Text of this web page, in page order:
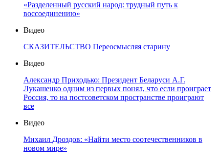
«Разделенный русский народ: трудный путь к
воссоединению»
Видео
СКАЗИТЕЛЬСТВО Переосмысляя старину
Видео
Александр Приходько: Президент Беларуси А.Г.
Лукашенко одним из первых понял, что если проиграет
Россия, то на постсоветском пространстве проиграют
все
Видео
Михаил Дроздов: «Найти место соотечественников в
новом мире»